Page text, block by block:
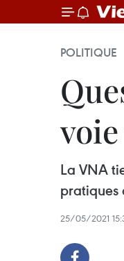
POLITIQUE
La VNA
pratiques
25/05/2021